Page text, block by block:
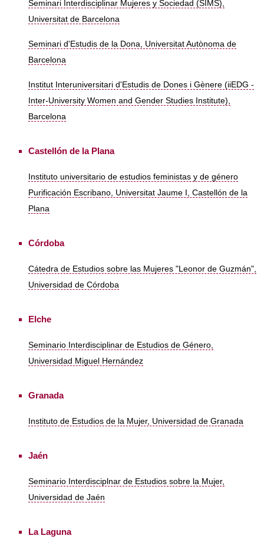
Seminari Interdisciplinar Mujeres y Sociedad (SIMS),
Universitat de Barcelona
Seminari d'Estudis de la Dona, Universitat Autònoma de
Barcelona
Institut Interuniversitari d'Estudis de Dones i Gènere (iiEDG -
Inter-University Women and Gender Studies Institute),
Barcelona
Castellón de la Plana
Instituto universitario de estudios feministas y de género
Purificación Escribano, Universitat Jaume I, Castellón de la
Plana
Córdoba
Cátedra de Estudios sobre las Mujeres "Leonor de Guzmán",
Universidad de Córdoba
Elche
Seminario Interdisciplinar de Estudios de Género,
Universidad Miguel Hernández
Granada
Instituto de Estudios de la Mujer, Universidad de Granada
Jaén
Seminario Interdisciplnar de Estudios sobre la Mujer,
Universidad de Jaén
La Laguna